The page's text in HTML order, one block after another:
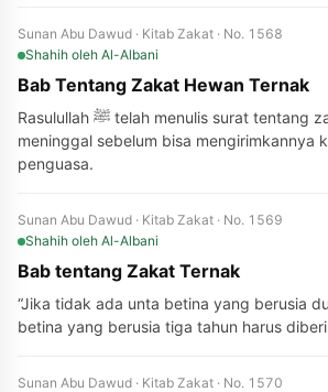
Sunan Abu Dawud · Kitab Zakat · No. 1568
Shahih oleh Al-Albani
Bab Tentang Zakat Hewan Ternak
Rasulullah ﷺ telah menulis surat tentang zakat, tetapi beliau
meninggal sebelum bisa mengirimkannya
penguasa.
Sunan Abu Dawud · Kitab Zakat · No. 1569
Shahih oleh Al-Albani
Bab tentang Zakat Ternak
“Jika tidak ada unta betina yang berusia
betina yang berusia tiga tahun harus
Sunan Abu Dawud · Kitab Zakat · No. 1570